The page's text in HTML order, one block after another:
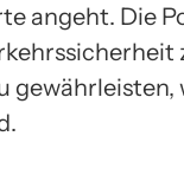
angeht. Die
gewährleisten,